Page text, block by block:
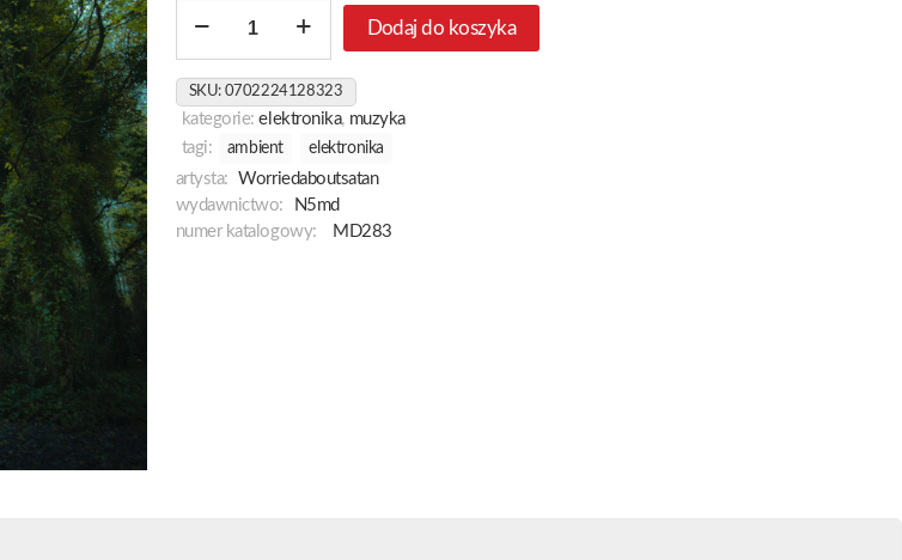
Dodaj do koszyka
SKU: 0702224128323
kategorie:elektronika, muzyka
tagi:
ambient elektronika
artysta:
Worriedaboutsatan
wydawnictwo:
N5md
numer katalogowy:
MD283